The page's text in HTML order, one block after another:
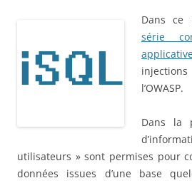
Dans ce
série
l’OWASP.
Dans la
utilisateurs » sont permises pour
données issues d’une base